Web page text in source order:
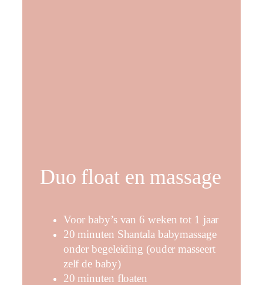
Duo float en massage
Voor baby’s van 6 weken tot 1 jaar
20 minuten Shantala babymassage
onder begeleiding (ouder masseert
zelf de baby)
20 minuten floaten